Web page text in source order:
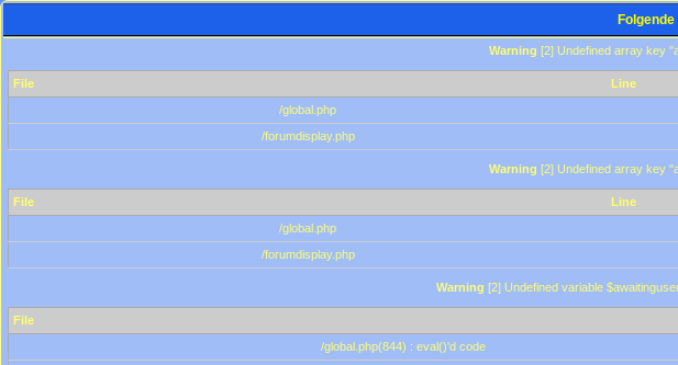
Warning [2] Undefined array key
File Line
/global.php
/forumdisplay.php
Warning [2] Undefined array key
File Line
/global.php
/forumdisplay.php
Warning [2] Undefined variable
File
/global.php(844) : eval()'d code